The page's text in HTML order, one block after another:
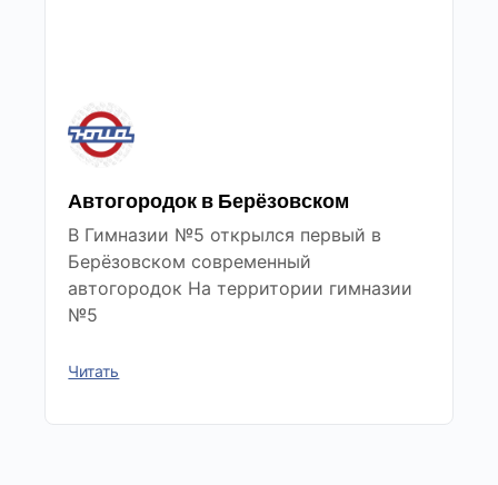
Автогородок в Берёзовском
В Гимназии №5 открылся первый в
Берёзовском современный
автогородок На территории гимназии
№5
Читать